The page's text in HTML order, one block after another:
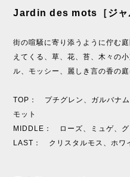
Jardin des mots［ジャ
街の喧騒に寄り添うように佇む
えてくる、草、花、苔、木々の
ル、モッシー、麗しき言の香の庭
TOP： プチグレン、ガルバナ
モット
MIDDLE： ローズ、ミュゲ、グ
LAST： クリスタルモス、ホワ